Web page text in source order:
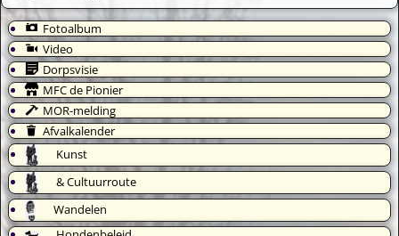
Fotoalbum
Video
Dorpsvisie
MFC de Pionier
MOR-melding
Afvalkalender
Kunst
& Cultuurroute
Wandelen